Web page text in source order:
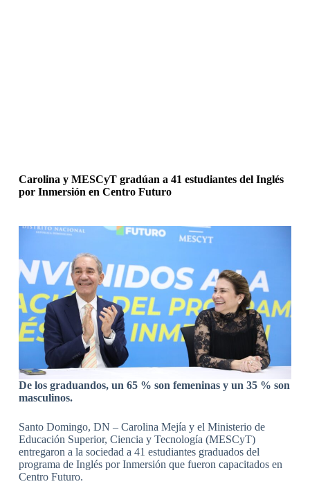
Carolina y MESCyT gradúan a 41 estudiantes del Inglés
por Inmersión en Centro Futuro
De los graduandos, un 65 % son femeninas y un 35 % son
masculinos.
Santo Domingo, DN – Carolina Mejía y el Ministerio de
Educación Superior, Ciencia y Tecnología (MESCyT)
entregaron a la sociedad a 41 estudiantes graduados del
programa de Inglés por Inmersión que fueron capacitados en
Centro Futuro.